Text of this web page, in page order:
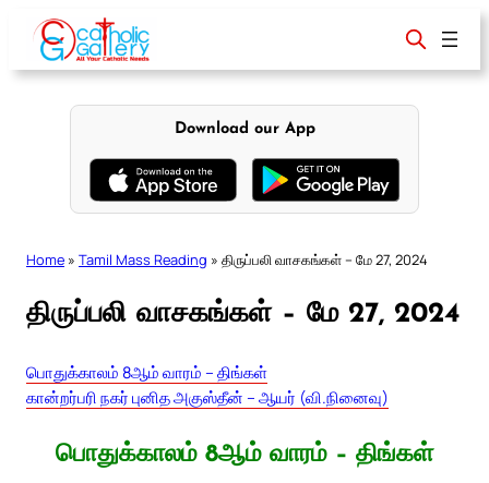
content
Download our App
Home » Tamil Mass Reading » திருப்பலி வாசகங்கள் – மே 27, 2024
திருப்பலி வாசகங்கள் – மே 27, 2024
பொதுக்காலம் 8ஆம் வாரம் – திங்கள்
கான்றர்பரி நகர் புனித அகுஸ்தீன் – ஆயர் (வி.நினைவு)
பொதுக்காலம் 8ஆம் வாரம் – திங்கள்